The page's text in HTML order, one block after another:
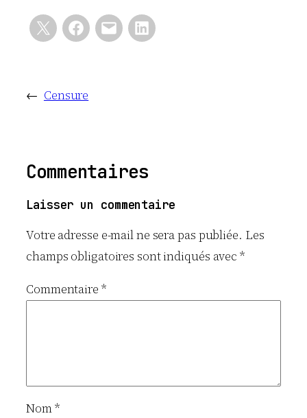
← Censure
Commentaires
Laisser un commentaire
Votre adresse e-mail ne sera pas publiée. Les
champs obligatoires sont indiqués avec*
Commentaire *
Nom*